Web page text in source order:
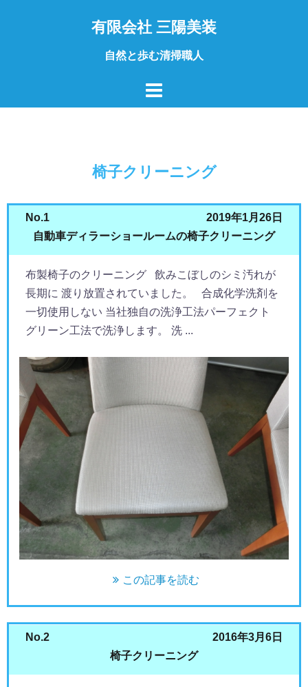
有限会社 三陽美装
自然と歩む清掃職人
椅子クリーニング
No.1
2019年1月26日
自動車ディラーショールームの椅子クリーニング
布製椅子のクリーニング 飲みこぼしのシミ汚れが
長期に 渡り放置されていました。 合成化学洗剤を
一切使用しない 当社独自の洗浄工法パーフェクト
グリーン工法で洗浄します。 洗 ...
この記事を読む
No.2
2016年3月6日
椅子クリーニング